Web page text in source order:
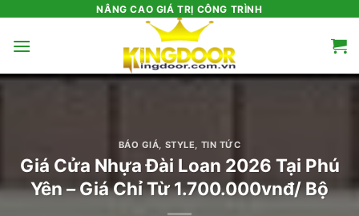
nội
NÂNG CAO GIÁ TRỊ CÔNG TRÌNH
BÁO GIÁ STYLE TIN TỨC
Giá Cửa Nhựa Đài Loan 2026 Tại Phú
Yên – Giá Chỉ Từ 1.700.000vnđ/ Bộ